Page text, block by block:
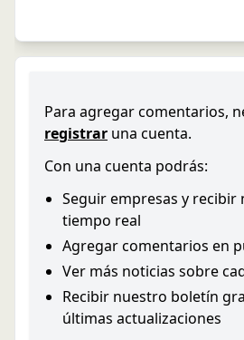
Para agregar comentarios,
registrar una cuenta.
Con una cuenta podrás:
Seguir empresas y recibir
tiempo real
Agregar comentarios en
Ver más noticias sobre
Recibir nuestro boletín
últimas actualizaciones